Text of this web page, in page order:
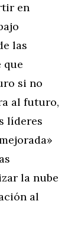
en
las
que
si no
al futuro,
líderes
la nube
al